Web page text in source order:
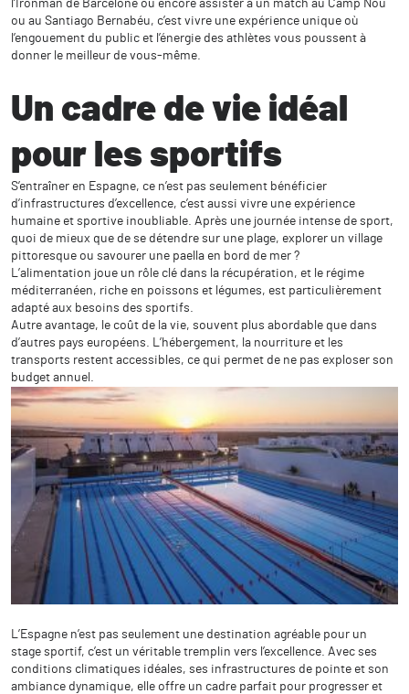
l’Ironman de Barcelone ou encore assister à un match au Camp Nou
ou au Santiago Bernabéu, c’est vivre une expérience unique où
l’engouement du public et l’énergie des athlètes vous poussent à
donner le meilleur de vous-même.
Un cadre de vie idéal
pour les sportifs
S’entraîner en Espagne, ce n’est pas seulement bénéficier
d’infrastructures d’excellence, c’est aussi vivre une expérience
humaine et sportive inoubliable. Après une journée intense de sport,
quoi de mieux que de se détendre sur une plage, explorer un village
pittoresque ou savourer une paella en bord de mer ?
L’alimentation joue un rôle clé dans la récupération, et le régime
méditerranéen, riche en poissons et légumes, est particulièrement
adapté aux besoins des sportifs.
Autre avantage, le coût de la vie, souvent plus abordable que dans
d’autres pays européens. L’hébergement, la nourriture et les
transports restent accessibles, ce qui permet de ne pas exploser son
budget annuel.
L’Espagne n’est pas seulement une destination agréable pour un
stage sportif, c’est un véritable tremplin vers l’excellence. Avec ses
conditions climatiques idéales, ses infrastructures de pointe et son
ambiance dynamique, elle offre un cadre parfait pour progresser et